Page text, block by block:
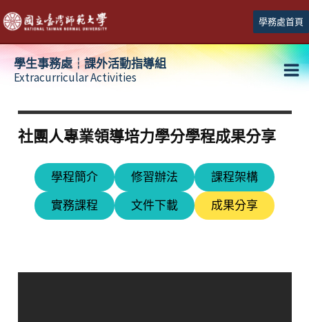
跳
至
主
學務處首頁
學生事務處┆課外活動指導組
Extracurricular Activities
社團人專業領導培力學分學程成果分享
學程簡介 修習辦法
課程架構
實務課程
文件下載 成果分享